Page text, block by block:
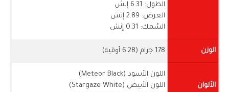
الطول: 6.31 إنش
العرض: 2.89 إنش
السُمك: 0.31 إنش
الوزن 178 جرام (6.28 أوقية)
الألوان
اللون الأسود (Meteor Black)
اللون الأبيض (Stargaze White)